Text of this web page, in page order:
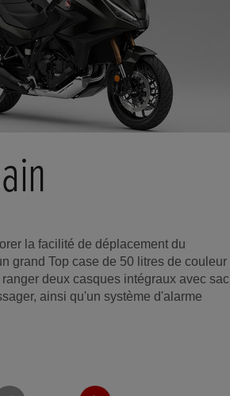
la facilité de déplacement du
grand Top case de 50 litres de couleur
deux casques intégraux avec sac
ainsi qu'un système d'alarme